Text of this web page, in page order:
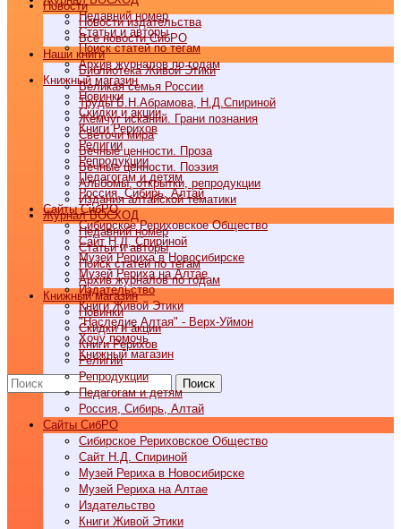
Недавний номер
Статьи и авторы
Поиск статей по тегам
Архив журналов по годам
Книжный магазин
Новинки
Скидки и акции
Книги Рерихов
Религии
Репродукции
Педагогам и детям
Россия, Сибирь, Алтай
Cайты СибРО
Сибирское Рериховское Общество
Сайт Н.Д. Спириной
Музей Рериха в Новосибирске
Музей Рериха на Алтае
Издательство
Книги Живой Этики
"Наследие Алтая" - Верх-Уймон
Хочу помочь
Книжный магазин
Поиск
Новости
Новости издательства
Все новости СибРО
Наши книги
Библиотека Живой Этики
Великая семья России
Труды Б.Н.Абрамова, Н.Д.Спириной
Жемчуг исканий. Грани познания
Светочи мира
Вечные ценности. Проза
Вечные ценности. Поэзия
Альбомы, открытки, репродукции
Издания алтайской тематики
Журнал ВОСХОД
Недавний номер
Статьи и авторы
Поиск статей по тегам
Архив журналов по годам
Книжный магазин
Новинки
Скидки и акции
Книги Рерихов
Религии
Репродукции
Педагогам и детям
Россия, Сибирь, Алтай
Cайты СибРО
Сибирское Рериховское Общество
Сайт Н.Д. Спириной
Музей Рериха в Новосибирске
Музей Рериха на Алтае
Издательство
Книги Живой Этики